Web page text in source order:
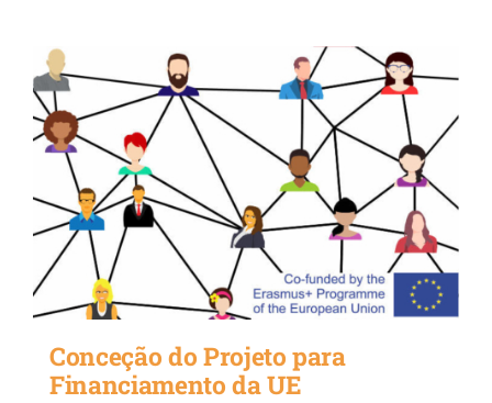
Conceção do Projeto para
Financiamento da UE